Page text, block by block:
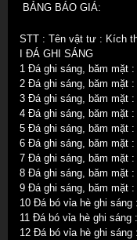
BẢNG BÁO GIÁ:
STT : Tên vật tư : Kích
I ĐÁ GHI SÁNG
1 Đá ghi sáng , băm mặt :
2 Đá ghi sáng , băm mặt :
3 Đá ghi sáng, băm mặt :
4 Đá ghi sáng, băm mặt :
5 Đá ghi sáng, băm mặt :
6 Đá ghi sáng, băm mặt :
7 Đá ghi sáng, băm mặt :
8 Đá ghi sáng, băm mặt :
9 Đá ghi sáng, băm mặt :
10 Đá bó vỉa hè ghi sáng
11 Đá bó vỉa hè ghi sáng
12 Đá bó vỉa hè ghi sáng